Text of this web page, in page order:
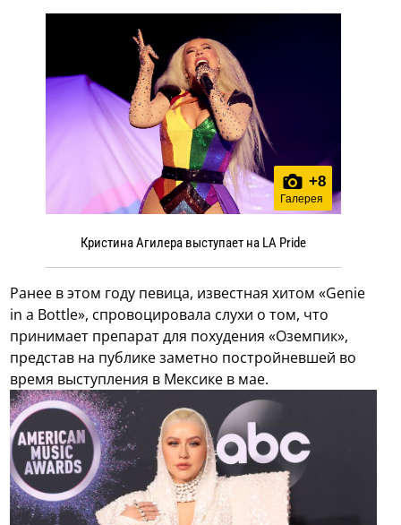
+8
Галерея
Кристина Агилера выступает на LA Pride
Ранее в этом году певица, известная хитом «Genie
in a Bottle», спровоцировала слухи о том, что
принимает препарат для похудения «Оземпик»,
представ на публике заметно постройневшей во
время выступления в Мексике в мае.